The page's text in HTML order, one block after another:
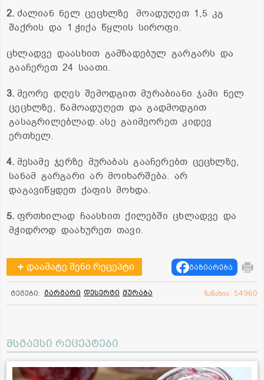
2. ძალიან ნელ ცეცხლზე მოადუღეთ 1,5 კგ
შაქრის და 1 ჭიქა წყლის სიროფი.
ცხლადვე დაასხით გამზადებულ გარგარს და
გააჩერეთ 24 საათი.
3. მეორე დღეს შემოდგით მურაბიანი ჯამი ნელ
ცეცხლზე, წამოადუღეთ და გადმოდგით
გასაგრილებლად. ასე გაიმეორეთ კიდევ
ერთხელ.
4. მესამე ჯერზე მურაბას გააჩერებთ ცეცხლზე,
სანამ გარგარი არ მოიხარშება. არ
დაგავიწყდეთ ქაფის მოხდა.
5. ფრთხილად ჩაასხით ქილებში ცხლადვე და
მჭიდროდ დაახურეთ თავი.
დაამატე შენი რეცეპტი გაზიარება
ტეგები: გარგარი დესერტი მურაბა ნანახია: 54960
მსგავსი რეცეპტები